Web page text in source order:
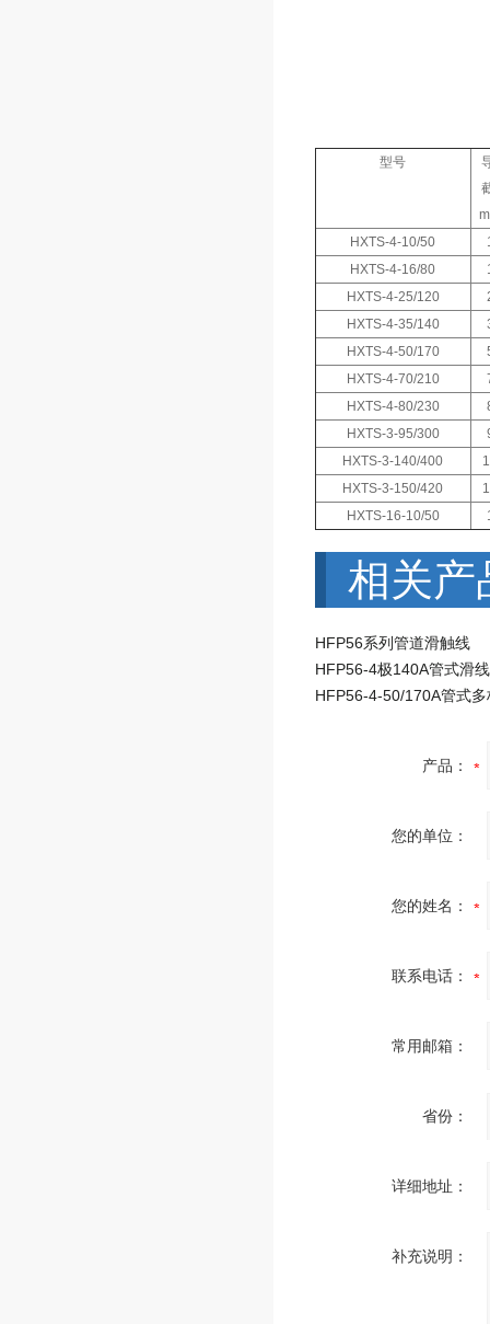
型号
HXTS-4-10/50
HXTS-4-16/80
HXTS-4-25/120
HXTS-4-35/140
HXTS-4-50/170
HXTS-4-70/210
HXTS-4-80/230
HXTS-3-95/300
HXTS-3-140/400
HXTS-3-150/420
HXTS-16-10/50
相关产
HFP56系列管道滑触线
产品：
您的单位：
您的姓名：
联系电话：
常用邮箱：
省份：
详细地址：
补充说明：